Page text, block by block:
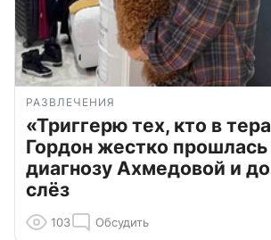
РАЗВЛЕЧЕНИЯ
«Триггерю тех, кто в
Гордон жестко прошлась
диагнозу Ахмедовой и
слёз
103 Обсудить